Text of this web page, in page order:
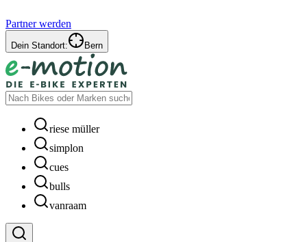
Partner werden
Dein Standort: Bern
riese müller
simplon
cues
bulls
vanraam